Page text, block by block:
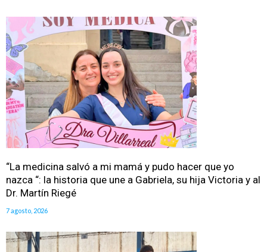
“La medicina salvó a mi mamá y pudo hacer que yo
nazca “: la historia que une a Gabriela, su hija Victoria y al
Dr. Martín Riegé
7 agosto, 2026